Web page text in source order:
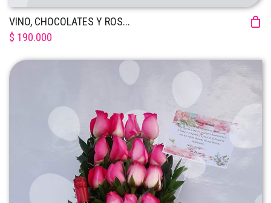
VINO, CHOCOLATES Y ROS...
$ 190.000